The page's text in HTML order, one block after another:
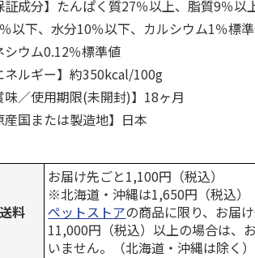
イレ ナチュラルグ
1,550円
(送料別・税込)
ンド 4L
1,320円
ぐ
証成分】たんぱく質27％以上、脂質9％
以下、水分10％以下、カルシウム1％標
シウム0.12％標準値
ネルギー】約350kcal/100g
味／使用期限(未開封)】18ヶ月
産国または製造地】日本
送料
お届け先ごと1,100円（税込）
※北海道・沖縄は1,650円（税込）
ペットストアの商品に限り、お届
11,000円（税込）以上の場合は、
いません。（北海道・沖縄は除く）